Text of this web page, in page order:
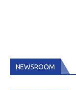
NEWSROOM